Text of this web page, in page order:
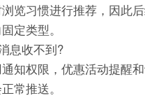
览习惯进行推荐，因此
定类型。
息收不到?
知权限，优惠活动提醒
常推送。